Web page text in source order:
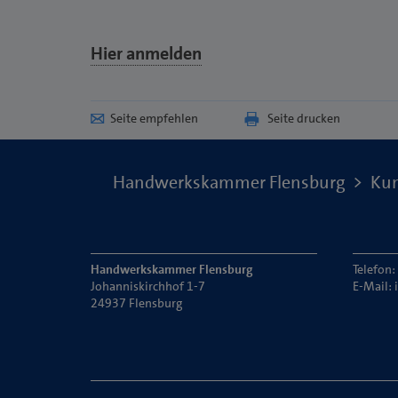
Hier anmelden
Seite empfehlen Seite drucken
Handwerkskammer Flensburg
Handwerkskammer Flensburg
Johanniskirchhof 1-7
24937 Flensburg
E-Mail: